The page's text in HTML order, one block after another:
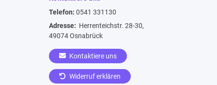
Telefon: 0541 331130
Adresse: Herrenteichstr. 28-30,
49074 Osnabrück
Kontaktiere uns
Widerruf erklären